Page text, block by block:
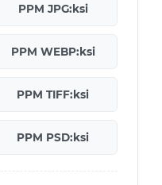
PPM JPG:ksi
PPM WEBP:ksi
PPM TIFF:ksi
PPM PSD:ksi